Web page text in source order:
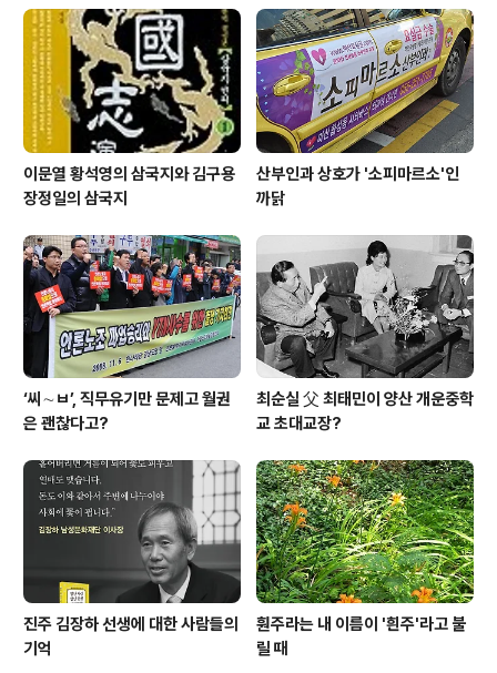
에'는 역사·생태 체험 프로그램을 개발·진행하는 한편 경남
의 생태·역사·문화 자원을 찾아내고 새롭게 파악해 지역의
가치를 재발견하고자 합니다. 8월 25일 제1기 역사체험단
의 첫 탐방지는 거창이었..
이문열 황석영의 삼국지와 김구용
장정일의 삼국지
산부인과 상호가 '소피마르소'인
까닭
‘씨∼ㅂ’, 직무유기만 문제고 월권
은 괜찮다고?
최순실 父 최태민이 양산 개운중학
교 초대교장?
진주 김장하 선생에 대한 사람들의
기억
훤주라는 내 이름이 '흰주'라고 불
릴 때